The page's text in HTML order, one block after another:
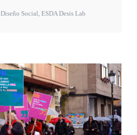
Diseño Social, ESDA Desis Lab